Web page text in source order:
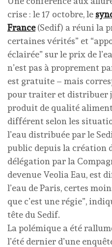
crise : le 17 octobre, le
France(Sedif) a réuni la
certaines vérités” et
éclairée” sur le prix de
n’est pas à proprement
est gratuite – mais
pour traiter et distribuer
produit de qualité
différent selon les
l’eau distribuée par le
public depuis la création
délégation par la
devenue Veolia Eau, est
l’eau de Paris, certes
que c’est une régie”,
tête du Sedif.
La polémique a été
l’été dernier d’une